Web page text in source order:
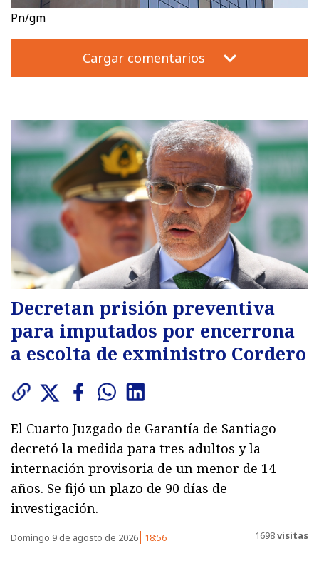
Pn/gm
Cargar comentarios
Decretan prisión preventiva
para imputados por encerrona
a escolta de exministro Cordero
El Cuarto Juzgado de Garantía de Santiago
decretó la medida para tres adultos y la
internación provisoria de un menor de 14
años. Se fijó un plazo de 90 días de
investigación.
Domingo 9 de agosto de 2026 18:56 1698visitas